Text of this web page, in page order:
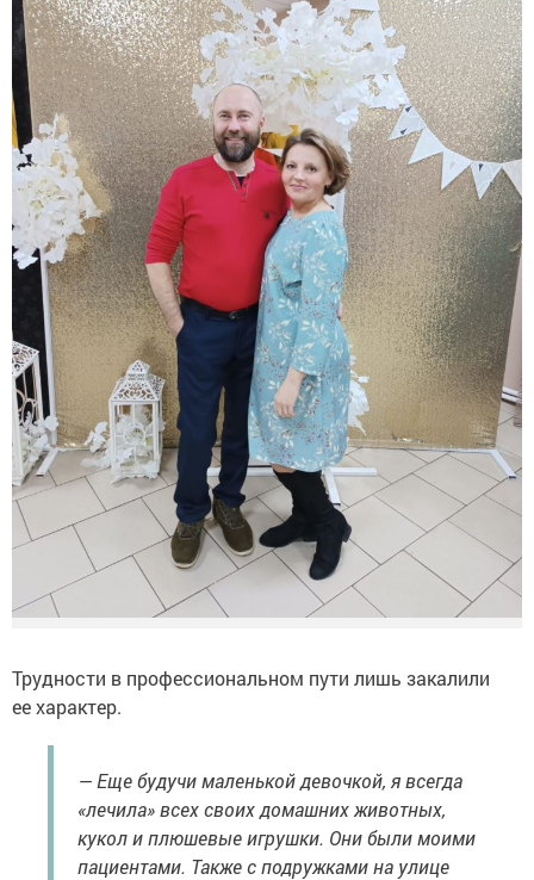
Трудности в профессиональном пути лишь закалили
ее характер.
— Еще будучи маленькой девочкой, я всегда
«лечила» всех своих домашних животных,
кукол и плюшевые игрушки. Они были моими
пациентами. Также с подружками на улице